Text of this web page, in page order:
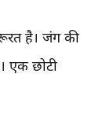
है। जंग की
एक छोटी